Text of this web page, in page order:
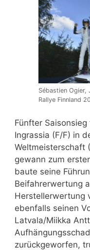
Sébastien Ogier,
Rallye Finnland
Fünfter
Ingrassia (F/F) in
Weltmeisterschaft
gewann zum
baute seine
Beifahrerwertung
Herstellerwertung
ebenfalls seinen
Latvala/Miikka
zurückgeworfen,